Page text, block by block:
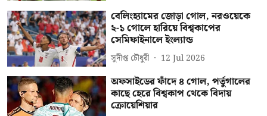
বেলিংহ্যামের জোড়া গোল, নরওয়েকে
২-১ গোলে হারিয়ে বিশ্বকাপের
সেমিফাইনালে ইংল্যান্ড
সুদীপ্ত চৌধুরী 12 Jul 2026
অফসাইডের ফাঁদে ৪ গোল, পর্তুগালের
কাছে হেরে বিশ্বকাপ থেকে বিদায়
ক্রোয়েশিয়ার